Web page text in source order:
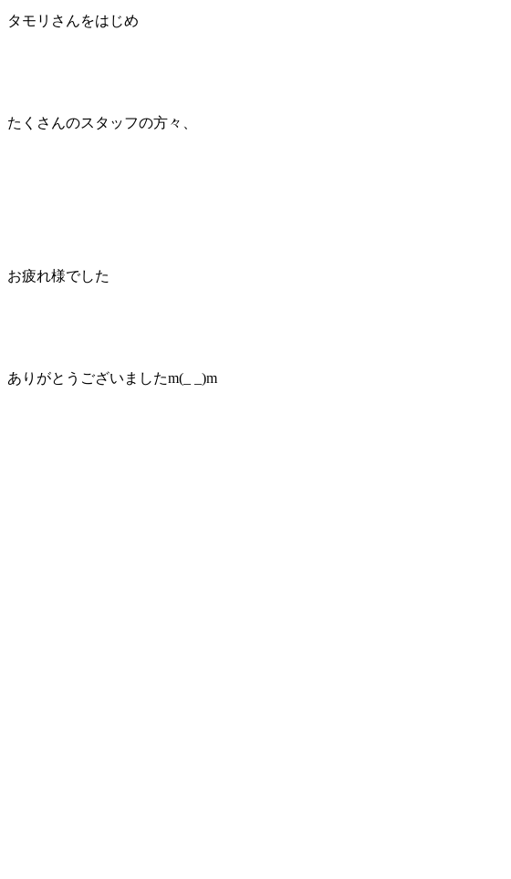
タモリさんをはじめ
たくさんのスタッフの方々、
お疲れ様でした
ありがとうございましたm(_ _)m